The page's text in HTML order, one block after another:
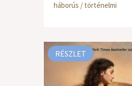
háborús / történelmi
RÉSZLET